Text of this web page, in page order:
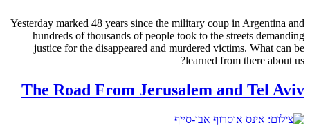
Yesterday marked 48 years since the military coup in Argentina and
hundreds of thousands of people took to the streets demanding
justice for the disappeared and murdered victims. What can be
learned from there about us?
The Road From Jerusalem and Tel Aviv